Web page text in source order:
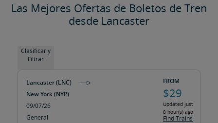
Las Mejores Ofertas de Boletos de Tren
desde Lancaster
Clasificar y
Filtrar
Lancaster (LNC)
New York (NYP)
09/07/26
General
FROM
$29
Updated just
8 hour(s) ago
Find Trains